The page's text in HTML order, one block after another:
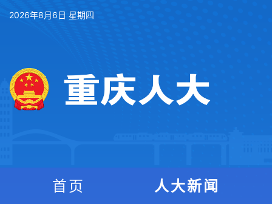
2026年8月6日 星期四
首页 人大新闻